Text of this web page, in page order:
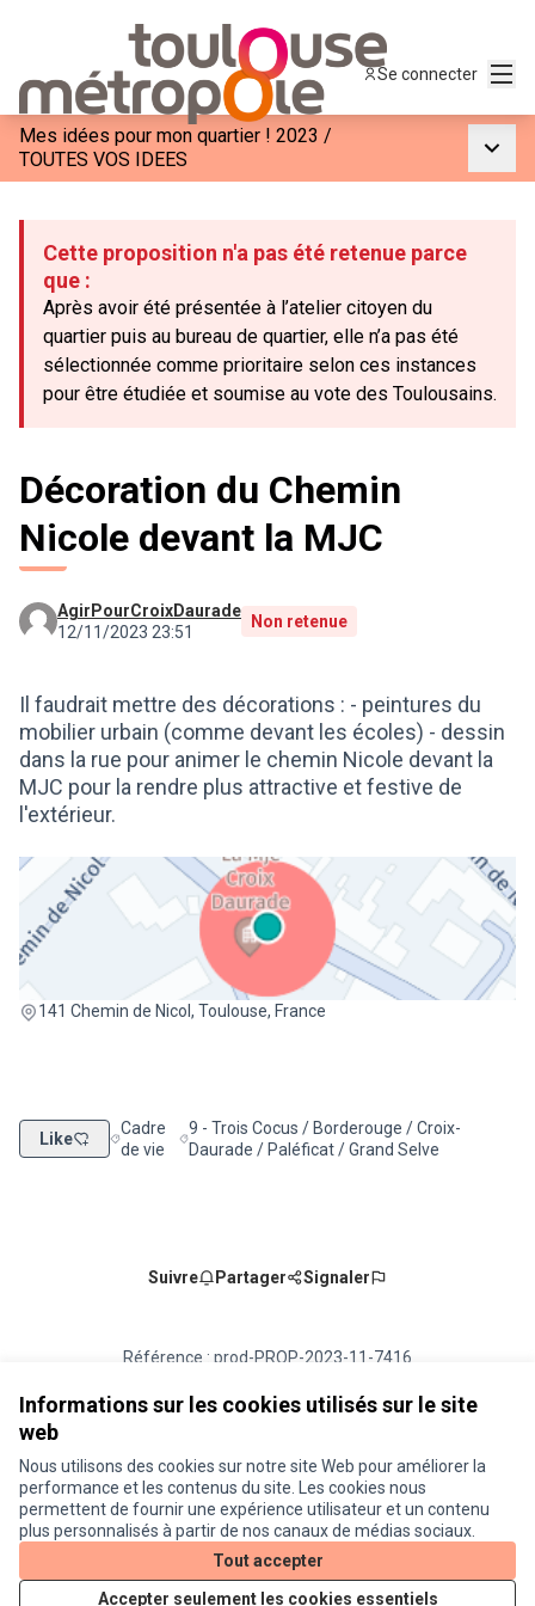
Informations sur les cookies utilisés sur le site
web
Nous utilisons des cookies sur notre site Web pour améliorer la
performance et les contenus du site. Les cookies nous
permettent de fournir une expérience utilisateur et un contenu
plus personnalisés à partir de nos canaux de médias sociaux.
Tout accepter
Accepter seulement les cookies essentiels
Se connecter
Mes idées pour mon quartier ! 2023 /
TOUTES VOS IDEES
Cette proposition n'a pas été retenue parce
que :
Après avoir été présentée à l’atelier citoyen du
quartier puis au bureau de quartier, elle n’a pas été
sélectionnée comme prioritaire selon ces instances
pour être étudiée et soumise au vote des Toulousains.
Décoration du Chemin
Nicole devant la MJC
AgirPourCroixDaurade
12/11/2023 23:51
Non retenue
Il faudrait mettre des décorations : - peintures du
mobilier urbain (comme devant les écoles) - dessin
dans la rue pour animer le chemin Nicole devant la
MJC pour la rendre plus attractive et festive de
l'extérieur.
141 Chemin de Nicol, Toulouse, France
(Lien externe)
Like Filtrer les résultats de la catégorie : Cadre de vie
Cadre
de vie
Filtrer les résultats pour le secteur : 9 - Trois
9 - Trois Cocus / Borderouge / Croix-
Daurade / Paléficat / Grand Selve
Suivre Partager Signaler
Référence : prod-PROP-2023-11-7416
Vérifiez l'empreinte numérique
Conditions d'utilisation
Paramètres des cookies
Je participe ! sur X
(Lien externe)
Je participe ! sur Facebook
Je participe ! sur Instagram